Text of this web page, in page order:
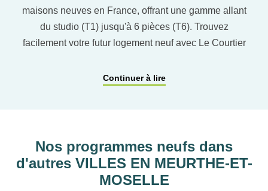
maisons neuves en France, offrant une gamme allant
du studio (T1) jusqu'à 6 pièces (T6). Trouvez
facilement votre futur logement neuf avec Le Courtier
pour affiner vos critères. Vous pourrez également
ACCOMPAGNEMENT
PERSONNALISÉ
Continuer à lire
Nos programmes neufs dans
d'autres VILLES EN MEURTHE-ET-
MOSELLE